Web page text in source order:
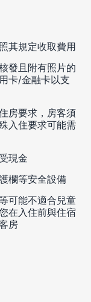
其規定收取費用
發且附有照片的
卡/金融卡以支
房要求，房客須
入住要求可能需
現金
欄等安全設備
可能不適合兒童
在入住前與住宿
房